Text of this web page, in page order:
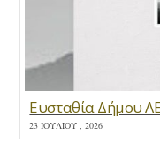
Ευσταθία Δήμου
23 ΙΟΥΛΊΟΥ , 2026